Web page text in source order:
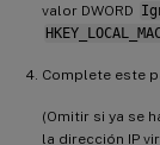
valor DWORD
Complete este
(Omitir si ya se
la dirección IP